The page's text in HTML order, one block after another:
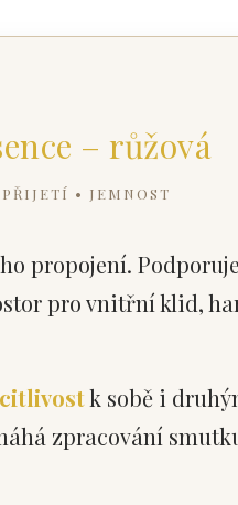
– růžová
• JEMNOST
propojení. Podporuje
pro vnitřní klid,
citlivostk sobě i
zpracování